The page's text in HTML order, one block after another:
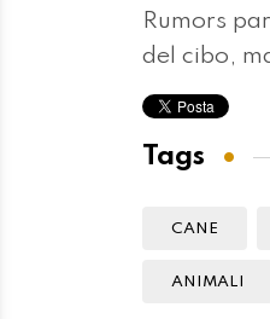
Rumors
del cibo,
Tags
CANE
ANIMALI